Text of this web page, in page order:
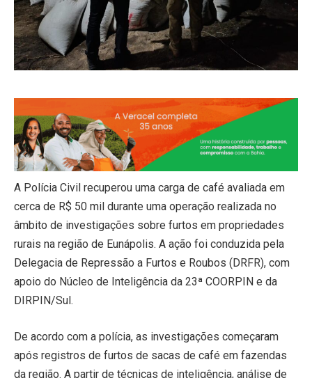
A Polícia Civil recuperou uma carga de café avaliada em
cerca de R$ 50 mil durante uma operação realizada no
âmbito de investigações sobre furtos em propriedades
rurais na região de Eunápolis. A ação foi conduzida pela
Delegacia de Repressão a Furtos e Roubos (DRFR), com
apoio do Núcleo de Inteligência da 23ª COORPIN e da
DIRPIN/Sul.
De acordo com a polícia, as investigações começaram
após registros de furtos de sacas de café em fazendas
da região. A partir de técnicas de inteligência, análise de